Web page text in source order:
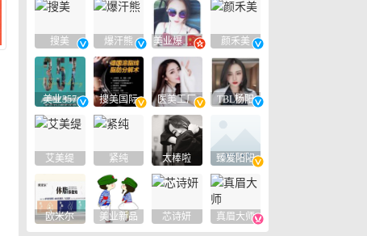
搜美 爆汗熊 美业爆款平台 颜禾美
美业357 搜美国际 医美工厂 TBL杨阳
艾美缇 紧纯 太棒啦 臻爱阳阳
欧米尔 美业新品 芯诗妍 真眉大师